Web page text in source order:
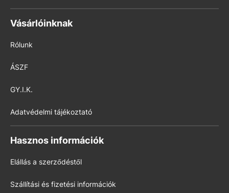
Vásárlóinknak
Rólunk
ÁSZF
GY.I.K.
Adatvédelmi tájékoztató
Hasznos információk
Elállás a szerződéstől
Szállítási és fizetési információk